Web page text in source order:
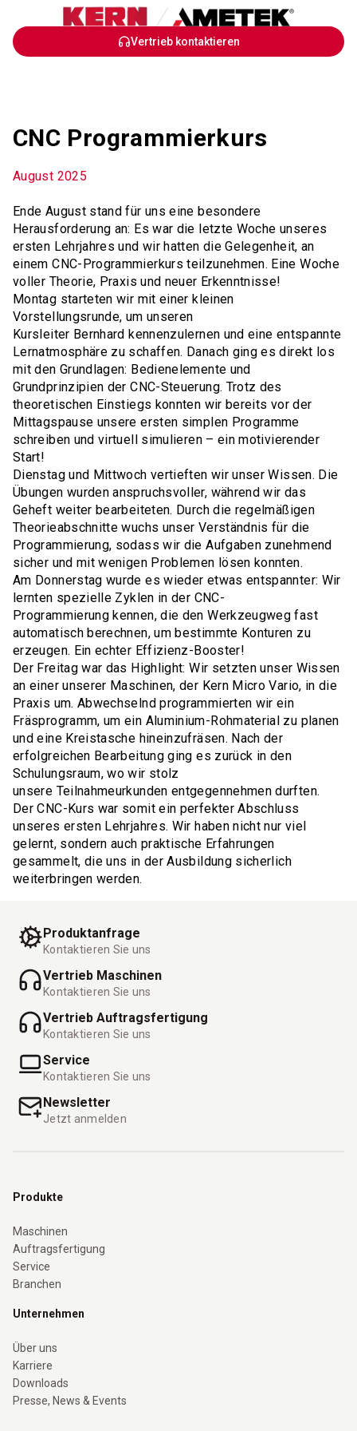
Skip
to
Vertrieb kontaktieren
CNC Programmierkurs
August 2025
Ende August stand für uns eine besondere
Herausforderung an: Es war die letzte Woche unseres
ersten Lehrjahres und wir hatten die Gelegenheit, an
einem CNC-Programmierkurs teilzunehmen. Eine Woche
voller Theorie, Praxis und neuer Erkenntnisse!
Montag starteten wir mit einer kleinen
Vorstellungsrunde, um unseren
Kursleiter Bernhard kennenzulernen und eine entspannte
Lernatmosphäre zu schaffen. Danach ging es direkt los
mit den Grundlagen: Bedienelemente und
Grundprinzipien der CNC-Steuerung. Trotz des
theoretischen Einstiegs konnten wir bereits vor der
Mittagspause unsere ersten simplen Programme
schreiben und virtuell simulieren – ein motivierender
Start!
Dienstag und Mittwoch vertieften wir unser Wissen. Die
Übungen wurden anspruchsvoller, während wir das
Geheft weiter bearbeiteten. Durch die regelmäßigen
Theorieabschnitte wuchs unser Verständnis für die
Programmierung, sodass wir die Aufgaben zunehmend
sicher und mit wenigen Problemen lösen konnten.
Am Donnerstag wurde es wieder etwas entspannter: Wir
lernten spezielle Zyklen in der CNC-
Programmierung kennen, die den Werkzeugweg fast
automatisch berechnen, um bestimmte Konturen zu
erzeugen. Ein echter Effizienz-Booster!
Der Freitag war das Highlight: Wir setzten unser Wissen
an einer unserer Maschinen, der Kern Micro Vario, in die
Praxis um. Abwechselnd programmierten wir ein
Fräsprogramm, um ein Aluminium-Rohmaterial zu planen
und eine Kreistasche hineinzufräsen. Nach der
erfolgreichen Bearbeitung ging es zurück in den
Schulungsraum, wo wir stolz
unsere Teilnahmeurkunden entgegennehmen durften.
Der CNC-Kurs war somit ein perfekter Abschluss
unseres ersten Lehrjahres. Wir haben nicht nur viel
gelernt, sondern auch praktische Erfahrungen
gesammelt, die uns in der Ausbildung sicherlich
weiterbringen werden.
Produktanfrage
Kontaktieren Sie uns
Vertrieb Maschinen
Kontaktieren Sie uns
Vertrieb Auftragsfertigung
Kontaktieren Sie uns
Service
Kontaktieren Sie uns
Newsletter
Jetzt anmelden
Produkte
Maschinen
Auftragsfertigung
Service
Branchen
Unternehmen
Über uns
Karriere
Downloads
Presse, News & Events